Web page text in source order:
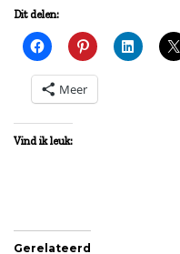
Dit delen:
Meer
Vind ik leuk:
Gerelateerd